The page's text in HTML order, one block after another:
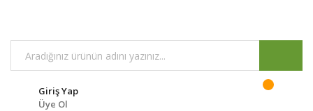
Giriş Yap
Üye Ol